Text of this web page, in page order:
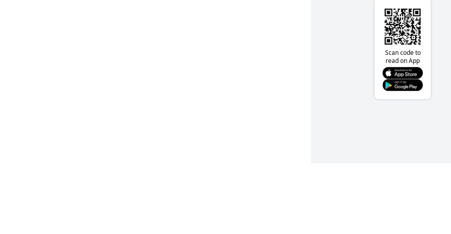
Scan code to
read on App